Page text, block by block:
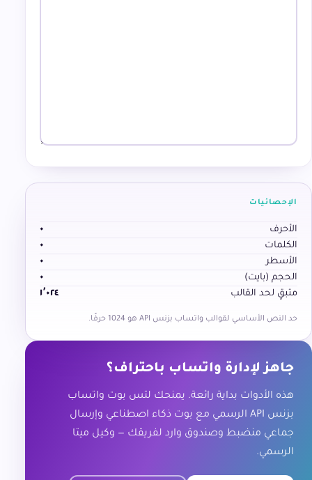
الإحصائيات
الأحرف
٠
الكلمات
٠
الأسطر
٠
الحجم (بايت)
٠
متبقٍ لحد القالب
١٬٠٢٤
حد النص الأساسي لقوالب واتساب بزنس API هو 1024 حرفًا.
جاهز لإدارة واتساب باحتراف؟
هذه الأدوات بداية رائعة. يمنحك لتس بوت واتساب
بزنس API الرسمي مع بوت ذكاء اصطناعي وإرسال
جماعي منضبط وصندوق وارد لفريقك — وكيل ميتا
الرسمي.